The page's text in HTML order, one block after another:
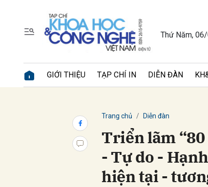
Thứ Năm,
GIỚI THIỆU TẠP CHÍ IN DIỄN ĐÀN
Trang chủ Diễn đàn
Triển lãm
- Tự do -
hiện tại -